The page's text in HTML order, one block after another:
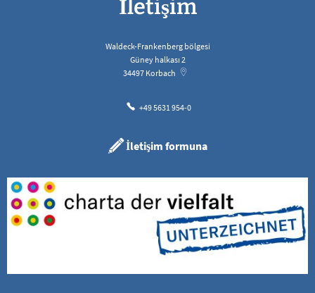
İletişim
Waldeck-Frankenberg bölgesi
Güney halkası 2
34497 Korbach
+49 5631 954-0
İletişim formuna